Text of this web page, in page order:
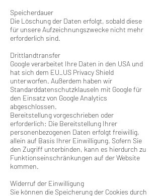
Speicherdauer
Die Löschung der Daten erfolgt, sobald diese
für unsere Aufzeichnungszwecke nicht mehr
erforderlich sind.
Drittlandtransfer
Google verarbeitet Ihre Daten in den USA und
hat sich dem EU_US Privacy Shield
unterworfen. Außerdem haben wir
Standarddatenschutzklauseln mit Google für
den Einsatz von Google Analytics
abgeschlossen.
Bereitstellung vorgeschrieben oder
erforderlich: Die Bereitstellung Ihrer
personenbezogenen Daten erfolgt freiwillig,
allein auf Basis Ihrer Einwilligung. Sofern Sie
den Zugriff unterbinden, kann es hierdurch zu
Funktionseinschränkungen auf der Website
kommen.
Widerruf der Einwilligung
Sie können die Speicherung der Cookies durch